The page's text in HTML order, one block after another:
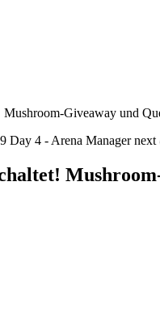
Mushroom-Giveaway und
4 - Arena Manager